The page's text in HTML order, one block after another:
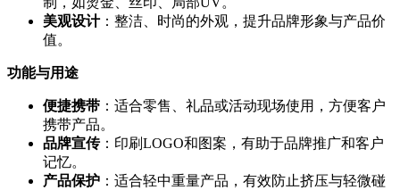
美观设计：整洁、时尚的外观，提升品牌形象与产品价
值。
功能与用途
便捷携带 ：适合零售、礼品或活动现场使用，方便客户
携带产品。
品牌宣传：印刷LOGO和图案，有助于品牌推广和客户
记忆。
产品保护 ：适合轻中重量产品，有效防止挤压与轻微碰